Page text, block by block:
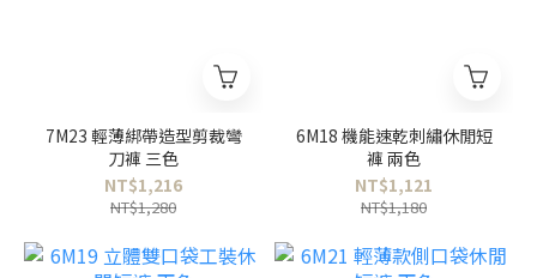
7M23 輕薄綁帶造型剪裁彎
刀褲 三色
NT$1,216
NT$1,280
6M18 機能速乾刺繡休閒短
褲 兩色
NT$1,121
NT$1,180